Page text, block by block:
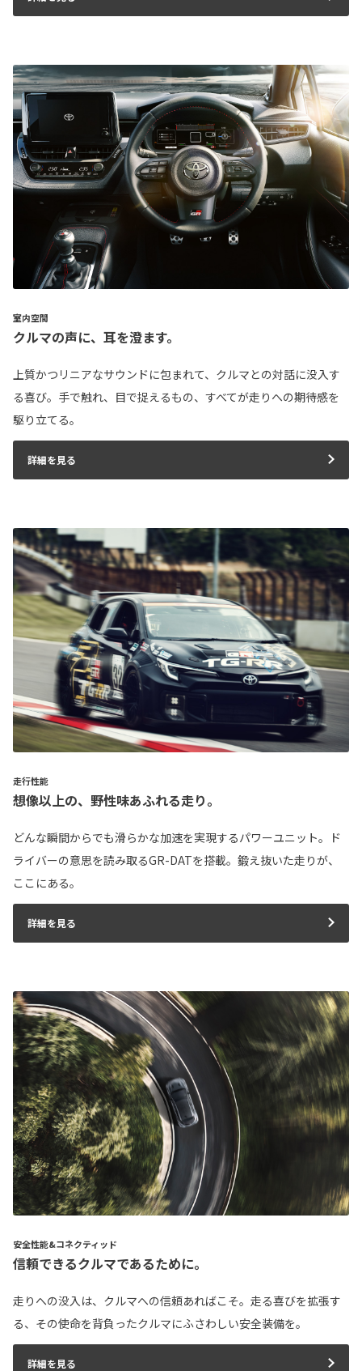
室内空間
クルマの声に、耳を澄ます。
上質かつリニアなサウンドに包まれて、クルマとの対話に没入す
る喜び。手で触れ、目で捉えるもの、すべてが走りへの期待感を
駆り立てる。
詳細を見る
走行性能
想像以上の、野性味あふれる走り。
どんな瞬間からでも滑らかな加速を実現するパワーユニット。ド
ライバーの意思を読み取るGR-DATを搭載。鍛え抜いた走りが、
ここにある。
詳細を見る
安全性能&コネクティッド
信頼できるクルマであるために。
走りへの没入は、クルマへの信頼あればこそ。走る喜びを拡張す
る、その使命を背負ったクルマにふさわしい安全装備を。
詳細を見る